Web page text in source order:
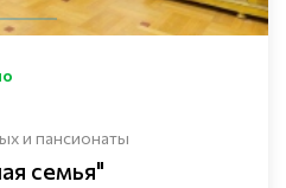
и пансионаты
семья"